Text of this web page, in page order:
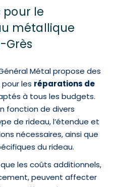
le
métallique
Métal propose des
les réparations de
à tous les budgets.
fonction de divers
de rideau, l’étendue et
nécessaires, ainsi que
du rideau.
les coûts additionnels,
peuvent affecter